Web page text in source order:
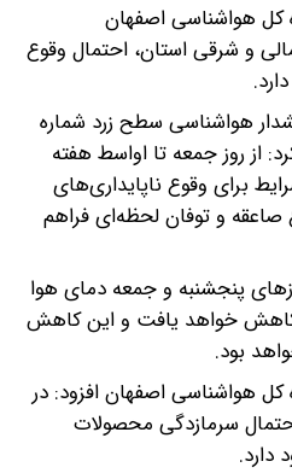
کل هواشناسی اصفهان
و شرقی استان، احتمال وقوع
هواشناسی سطح زرد شماره
کرد: از روز جمعه تا اواسط هفته
برای وقوع ناپایداری‌های
صاعقه و توفان لحظه‌ای فراهم
پنجشنبه و جمعه دمای هوا
کاهش خواهد یافت و این کاهش
کل هواشناسی اصفهان افزود: در
سرمازدگی محصولات
دارد.